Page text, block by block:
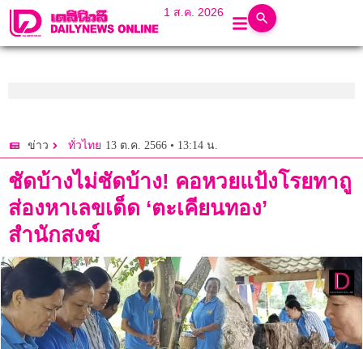
1 ส.ค. 2026
ข่าว ทั่วไทย 13 ต.ค. 2566 • 13:14 น.
ชัดบ้างไม่ชัดบ้าง! คอหวยแป้งโรยทาถู
ส่องหาเลขเด็ด ‘ตะเคียนทอง’
สำนักสงฆ์